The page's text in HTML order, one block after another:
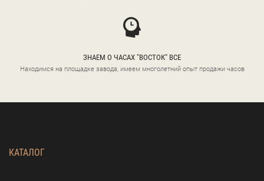
ЗНАЕМ О ЧАСАХ "ВОСТОК" ВСЕ
Находимся на площадке завода, имеем многолетний опыт продажи часов
КАТАЛОГ